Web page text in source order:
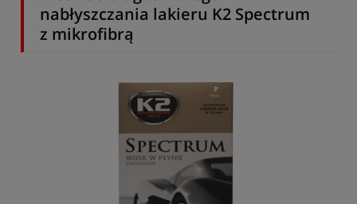
nabłyszczania lakieru K2 Spectrum
z mikrofibrą